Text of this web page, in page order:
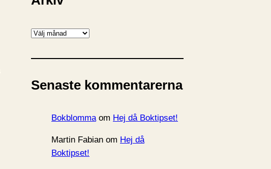
A
k
v
Senaste kommentarerna
Bokblommaom Hej då Boktipset!
Martin Fabian om Hej då
Boktipset!